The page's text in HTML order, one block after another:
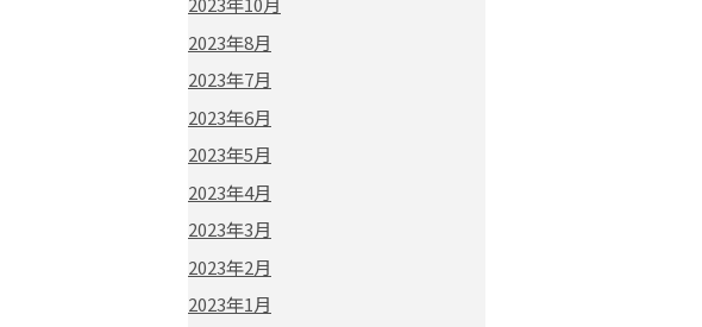
2023年8月
2023年7月
2023年6月
2023年5月
2023年4月
2023年3月
2023年2月
2023年1月